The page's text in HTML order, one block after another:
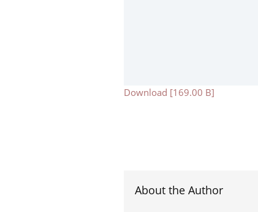
Download [169.00 B]
About the Author